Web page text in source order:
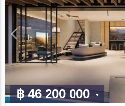
฿ 46 200 000